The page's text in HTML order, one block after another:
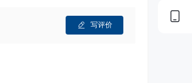
写评价